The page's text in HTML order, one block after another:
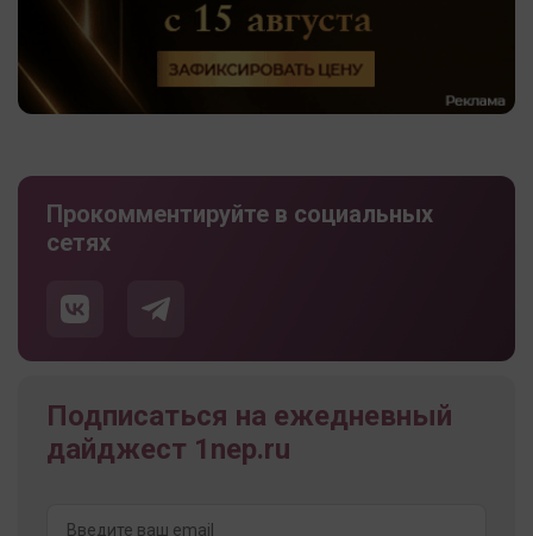
Прокомментируйте в социальных
сетях
Подписаться на ежедневный
дайджест 1nep.ru